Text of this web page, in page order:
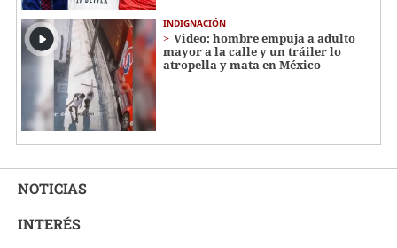
INDIGNACIÓN
Video: hombre empuja a adulto
mayor a la calle y un tráiler lo
atropella y mata en México
NOTICIAS
INTERÉS